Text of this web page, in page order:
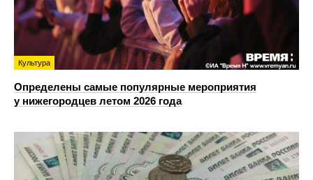
Культура
Определены самые популярные мероприятия
у нижегородцев летом 2026 года